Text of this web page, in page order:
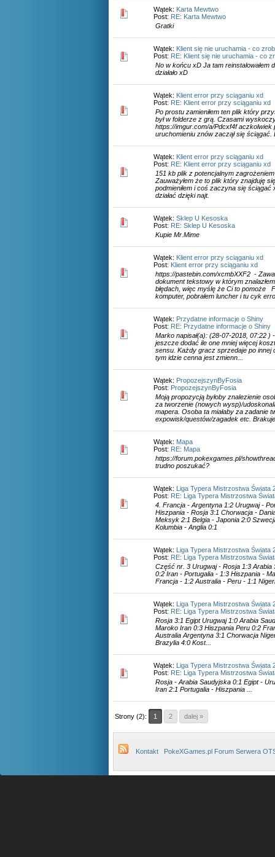
Wątek: Karta Mewtwo
Post: RE: Karta Mewtwo
Gratki
Wątek: Klient się nie uruchamia - co
Post: RE: Klient się nie uruchamia - co
No w końcu xD Ja tam reinstalowałem
działało xD
Wątek: Klient error przy sciąganiu xd
Post: RE: Klient error przy sciąganiu xd
Po prostu zamieniłem ten plik który
był w folderze z grą. Czasami
https://imgur.com/a/Pdcxf4f aczkolwiek
uruchomieniu znów zaczął się ściągać.
Wątek: Klient error przy sciąganiu xd
Post: RE: Klient error przy sciąganiu xd
151 kb plik z potencjalnym
Zauważyłem że to plik który znajduję
podmieniłem i coś zaczyna się
działać dzięki najt.
Wątek: Sklep U Kesoska
Post: RE: Sklep U Kesoska
Kupie Mr.Mime
Wątek: Klient error przy sciąganiu xd
Post: Klient error przy sciąganiu xd
https://pastebin.com/xcmbXXF2 -
dokument tekstowy w którym
błędach, więc myślę że Ci to pomoże
komputer, pobrałem luncher i tu cyk
Wątek: Przydatne informacje o Shiny
Post: RE: Przydatne informacje o Shiny
Marko napisał(a): (28-07-2018, 07:22 )
jeszcze dodać ile one mniej więcej
sensu. Każdy gracz sprzedaje po innej
tym idzie cenna jest zmienn...
Wątek: PropozejszynByFosia
Post: PropozejszynByFosia
Moją propozycją byłoby znalezienie
za tworzenie (nowych wysp)/
mapera. Osoba ta miałaby za zadanie
expowisk/questów/zagadek etc.
Wątek: Mapa
Post: RE: Mapa
https://forum.pokexgames.pl/
trudno poszukać?
Wątek: Liga Typera Mistrzostwa Świata
Post: RE: Liga Typera Mistrzostwa
4. Francja - Argentyna 1:2 Urugwaj -
Hiszpania - Rosja 3:1 Chorwacja -
Meksyk 2:1 Belgia - Japonia 2:0
Kolumbia - Anglia 0:1
Wątek: Liga Typera Mistrzostwa Świata
Post: RE: Liga Typera Mistrzostwa
Część nr. 3 Urugwaj - Rosja 1:3 Arabia
0:2 Iran - Portugalia - 1:3 Hiszpania -
Francja - 1:2 Australia - Peru - 1:1
Wątek: Liga Typera Mistrzostwa Świata
Post: RE: Liga Typera Mistrzostwa
Rosja 3:1 Egipt Urugwaj 1:0 Arabia
Maroko Iran 0:3 Hiszpania Peru 0:2
Australia Argentyna 3:1 Chorwacja
Brazylia 4:0 Kost...
Wątek: Liga Typera Mistrzostwa Świata
Post: RE: Liga Typera Mistrzostwa
Rosja - Arabia Saudyjska 0:1 Egipt -
Iran 2:1 Portugalia - Hiszpania ...
Strony (2): 1 2 dalej »
Kontakt PokeXGames.pl Forum Serwera